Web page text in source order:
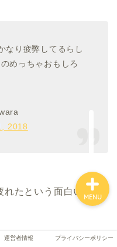
なり疲弊してるらし
めっちゃおもしろ
2018
たという面白いエピ
ということが分かり
運営者情報 プライバシーポリシー
MENU
プロフィール
ーポリシー